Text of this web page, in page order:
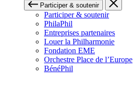
Participer & soutenir
Participer & soutenir
PhilaPhil
Entreprises partenaires
Louer la Philharmonie
Fondation EME
Orchestre Place de l’Europe
BénéPhil